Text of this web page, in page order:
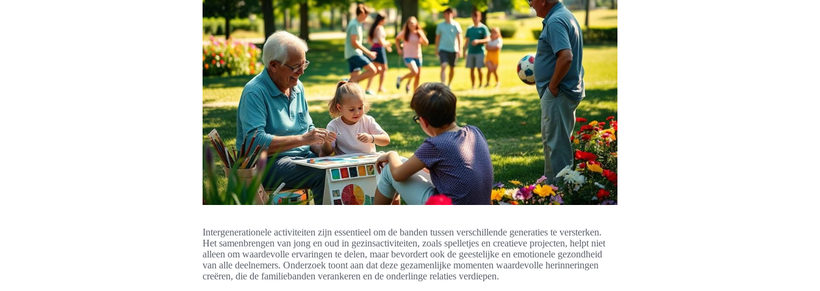
Intergenerationele activiteiten zijn essentieel om de banden tussen verschillende generaties te versterken.
Het samenbrengen van jong en oud in gezinsactiviteiten, zoals spelletjes en creatieve projecten, helpt niet
alleen om waardevolle ervaringen te delen, maar bevordert ook de geestelijke en emotionele gezondheid
van alle deelnemers. Onderzoek toont aan dat deze gezamenlijke momenten waardevolle herinneringen
creëren, die de familiebanden verankeren en de onderlinge relaties verdiepen.